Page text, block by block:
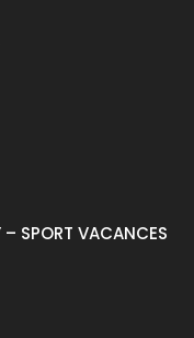
– SPORT VACANCES